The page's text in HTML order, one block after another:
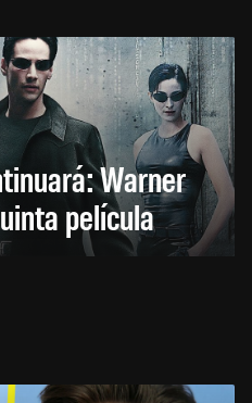
Warner
película